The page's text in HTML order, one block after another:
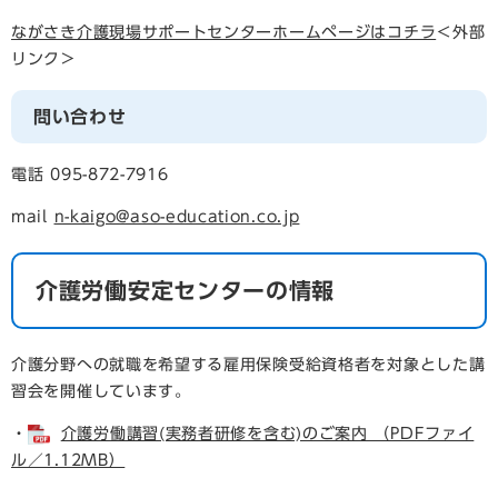
ながさき介護現場サポートセンターホームページはコチラ ＜外部
リンク＞
問い合わせ
電話 095-872-7916
mail n-kaigo@aso-education.co.jp
介護労働安定センターの情報
介護分野への就職を希望する雇用保険受給資格者を対象とした講
習会を開催しています。
・
介護労働講習(実務者研修を含む)のご案内 （PDFファイ
ル／1.12MB）